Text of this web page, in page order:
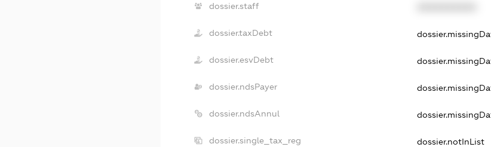
dossier.staff
dossier.taxDebt
dossier.esvDebt
dossier.ndsPayer
dossier.ndsAnnul
dossier.single_tax_reg dossier.notInList